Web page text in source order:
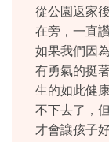
從公園返家
在旁，一直
如果我們因
有勇氣的挺
生的如此健
不下去了，
才會讓孩子